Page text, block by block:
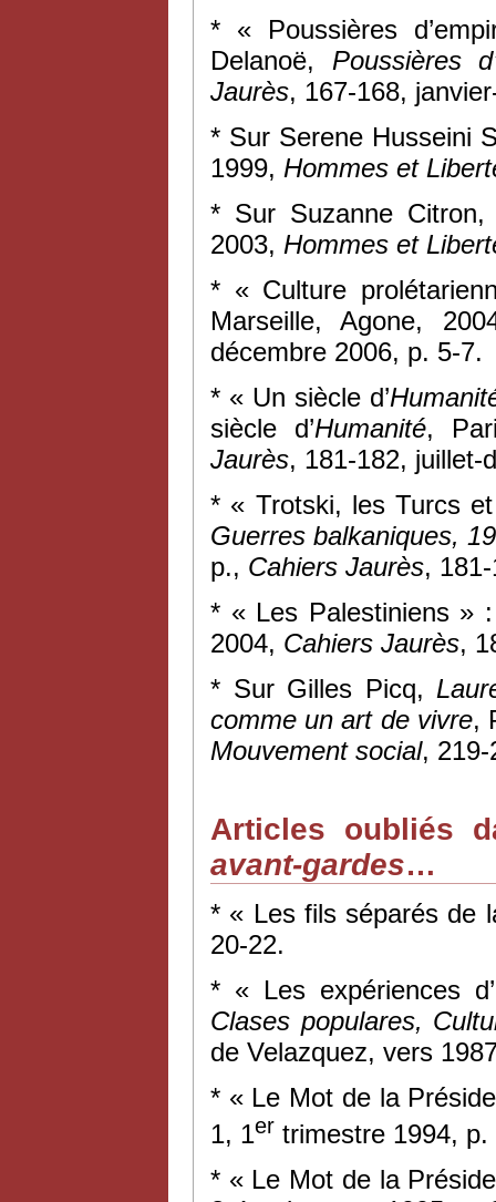
* « Poussières
Delanoë, Poussières
Jaurès, 167-168,
* Sur Serene Husseini
1999, Hommes et
* Sur Suzanne
2003, Hommes et
* « Culture
Marseille, Agone,
décembre 2006, p. 5-7.
* « Un siècle d’
siècle d’Humanité,
Jaurès, 181-182, juillet-
* « Trotski, les Turcs
Guerres balkaniques,
p., Cahiers Jaurès,
* « Les Palestiniens »
2004, Cahiers Jaurès,
* Sur Gilles Picq,
comme un art de vivre,
Mouvement social, 219-
Articles oubliés
avant-gardes…
* « Les fils séparés de
20-22.
* « Les expériences
Clases populares,
de Velazquez, vers
* « Le Mot de la
1, 1er trimestre 1994, p.
* « Le Mot de la